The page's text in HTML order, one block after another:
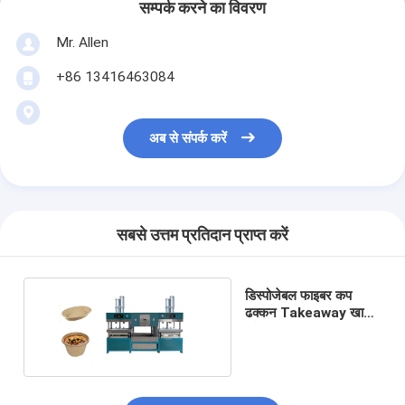
सम्पर्क करने का विवरण
Mr. Allen
+86 13416463084
अब से संपर्क करें
सबसे उत्तम प्रतिदान प्राप्त करें
डिस्पोजेबल फाइबर कप
ढक्कन Takeaway खाद्य